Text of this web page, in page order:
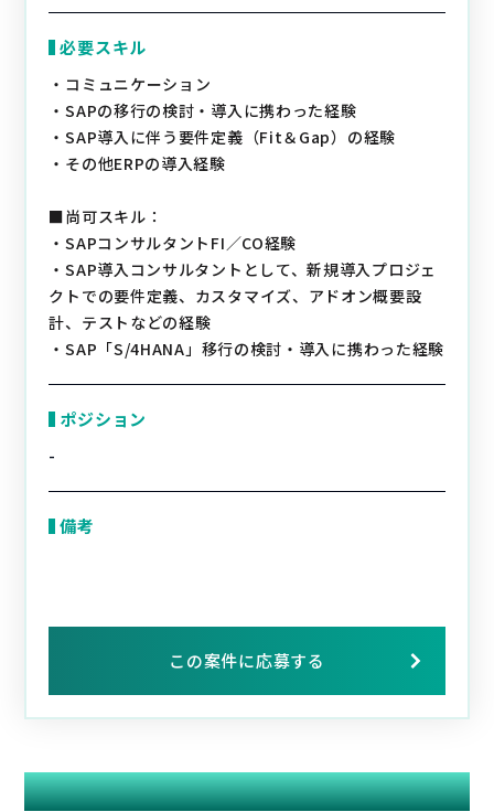
必要スキル
・コミュニケーション
・SAPの移行の検討・導入に携わった経験
・SAP導入に伴う要件定義（Fit＆Gap）の経験
・その他ERPの導入経験
■尚可スキル：
・SAPコンサルタントFI／CO経験
・SAP導入コンサルタントとして、新規導入プロジェ
クトでの要件定義、カスタマイズ、アドオン概要設
計、テストなどの経験
・SAP「S/4HANA」移行の検討・導入に携わった経験
ポジション
-
備考
この案件に応募する
関連する案件